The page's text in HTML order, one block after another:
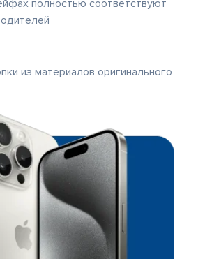
полностью соответствуют
из материалов оригинального